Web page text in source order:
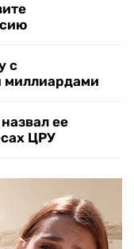
с
ее
ЦРУ